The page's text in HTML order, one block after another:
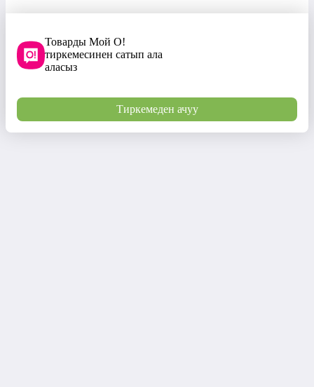
Товарды Мой О!
тиркемесинен сатып ала
аласыз
Тиркемеден ачуу